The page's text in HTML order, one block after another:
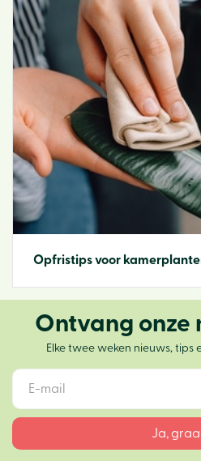
Opfristips voor
Ontvang onze
Elke twee weken nieuws, tips